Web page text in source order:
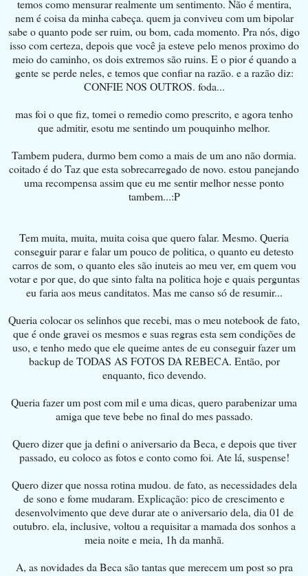
temos como mensurar realmente um sentimento. Não é mentira,
nem é coisa da minha cabeça. quem ja conviveu com um bipolar
sabe o quanto pode ser ruim, ou bom, cada momento. Pra nós, digo
isso com certeza, depois que você ja esteve pelo menos proximo do
meio do caminho, os dois extremos são ruins. E o pior é quando a
gente se perde neles, e temos que confiar na razão. e a razão diz:
CONFIE NOS OUTROS. foda...
mas foi o que fiz, tomei o remedio como prescrito, e agora tenho
que admitir, esotu me sentindo um pouquinho melhor.
Tambem pudera, durmo bem como a mais de um ano não dormia.
coitado é do Taz que esta sobrecarregado de novo. estou panejando
uma recompensa assim que eu me sentir melhor nesse ponto
tambem...:P
Tem muita, muita, muita coisa que quero falar. Mesmo. Queria
conseguir parar e falar um pouco de politica, o quanto eu detesto
carros de som, o quanto eles são inuteis ao meu ver, em quem vou
votar e por que, do que sinto falta na politica hoje e quais perguntas
eu faria aos meus canditatos. Mas me canso só de resumir...
Queria colocar os selinhos que recebi, mas o meu notebook de fato,
que é onde gravei os mesmos e suas regras esta sem condições de
uso, e tenho medo que ele queime antes de eu conseguir fazer um
backup de TODAS AS FOTOS DA REBECA. Então, por
enquanto, fico devendo.
Queria fazer um post com mil e uma dicas, quero parabenizar uma
amiga que teve bebe no final do mes passado.
Quero dizer que ja defini o aniversario da Beca, e depois que tiver
passado, eu coloco as fotos e conto como foi. Ate lá, suspense!
Quero dizer que nossa rotina mudou. de fato, as necessidades dela
de sono e fome mudaram. Explicação: pico de crescimento e
desenvolvimento que deve durar ate o aniversario dela, dia 01 de
outubro. ela, inclusive, voltou a requisitar a mamada dos sonhos a
meia noite e meia, 1h da manhã.
A, as novidades da Beca são tantas que merecem um post so pra